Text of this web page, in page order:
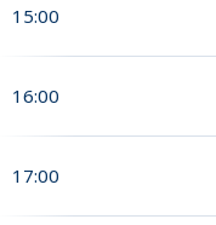
15:00
16:00
17:00